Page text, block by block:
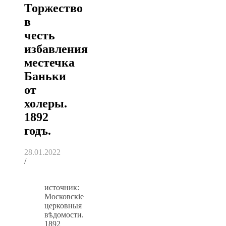
Торжество
в
честь
избавления
местечка
Баньки
от
холеры.
1892
годъ.
28.01.2022
/
источник:
Московскiе
церковныя
вѣдомости.
1892